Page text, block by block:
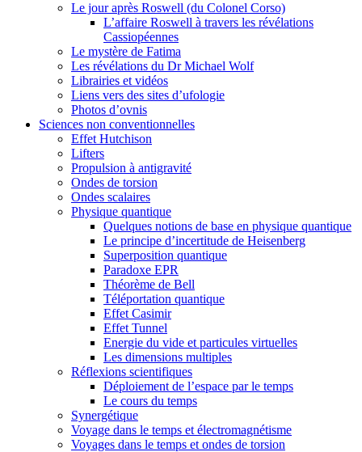
Le jour après Roswell (du Colonel Corso)
L’affaire Roswell à travers les révélations
Cassiopéennes
Le mystère de Fatima
Les révélations du Dr Michael Wolf
Librairies et vidéos
Liens vers des sites d’ufologie
Photos d’ovnis
Sciences non conventionnelles
Effet Hutchison
Lifters
Propulsion à antigravité
Ondes de torsion
Ondes scalaires
Physique quantique
Quelques notions de base en physique quantique
Le principe d’incertitude de Heisenberg
Superposition quantique
Paradoxe EPR
Théorème de Bell
Téléportation quantique
Effet Casimir
Effet Tunnel
Energie du vide et particules virtuelles
Les dimensions multiples
Réflexions scientifiques
Déploiement de l’espace par le temps
Le cours du temps
Synergétique
Voyage dans le temps et électromagnétisme
Voyages dans le temps et ondes de torsion